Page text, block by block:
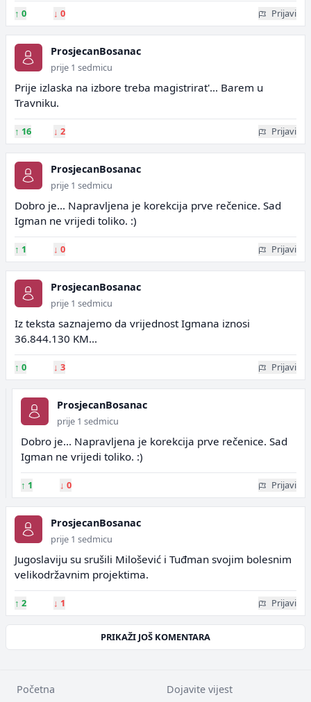
↑ 0 ↓ 0 Prijavi
ProsjecanBosanac
prije 1 sedmicu
Prije izlaska na izbore treba magistrirat'... Barem u
Travniku.
↑ 16 ↓ 2 Prijavi
ProsjecanBosanac
prije 1 sedmicu
Dobro je... Napravljena je korekcija prve rečenice. Sad
Igman ne vrijedi toliko. :)
↑ 1 ↓ 0 Prijavi
ProsjecanBosanac
prije 1 sedmicu
Iz teksta saznajemo da vrijednost Igmana iznosi
36.844.130 KM...
↑ 0 ↓ 3 Prijavi
ProsjecanBosanac
prije 1 sedmicu
Dobro je... Napravljena je korekcija prve rečenice. Sad
Igman ne vrijedi toliko. :)
↑ 1 ↓ 0 Prijavi
ProsjecanBosanac
prije 1 sedmicu
Jugoslaviju su srušili Milošević i Tuđman svojim bolesnim
velikodržavnim projektima.
↑ 2 ↓ 1 Prijavi
PRIKAŽI JOŠ KOMENTARA
Početna Dojavite vijest